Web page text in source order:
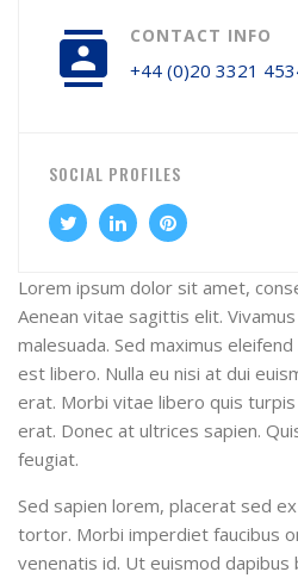
CONTACT INFO
+44 (0)20 3321
SOCIAL PROFILES
Lorem ipsum dolor sit amet,
Aenean vitae sagittis elit.
malesuada. Sed maximus
est libero. Nulla eu nisi at dui
erat. Morbi vitae libero quis
erat. Donec at ultrices sapien.
feugiat.
Sed sapien lorem, placerat sed
tortor. Morbi imperdiet faucibus
venenatis id. Ut euismod dapibus